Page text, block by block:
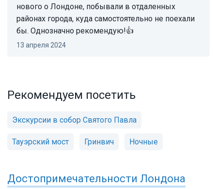
нового о Лондоне, побывали в отдаленных
районах города, куда самостоятельно не поехали
бы. Однозначно рекомендую!👍
13 апреля 2024
Рекомендуем посетить
Экскурсии в собор Святого Павла
Тауэрский мост Гринвич Ночные
Достопримечательности Лондона